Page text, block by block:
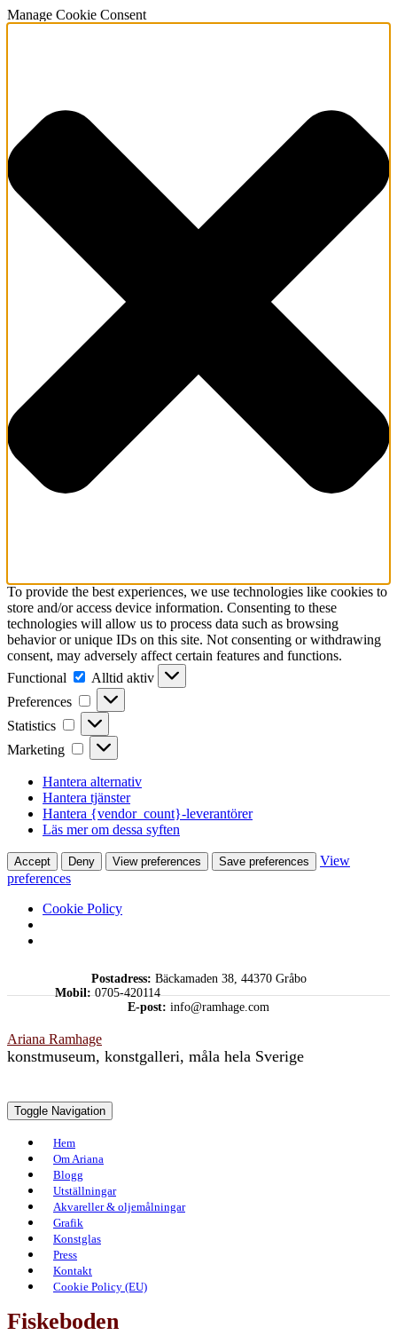
Manage Cookie Consent
To provide the best experiences, we use technologies like cookies to
store and/or access device information. Consenting to these
technologies will allow us to process data such as browsing
behavior or unique IDs on this site. Not consenting or withdrawing
consent, may adversely affect certain features and functions.
Functional
Functional
Alltid aktiv
Preferences
Preferences
Statistics Statistics
Marketing Marketing
Hantera alternativ
Hantera tjänster
Hantera {vendor_count}-leverantörer
Läs mer om dessa syften
Accept Deny View preferences Save preferences
View
preferences
Cookie Policy
Postadress: Bäckamaden 38, 44370 Gråbo
Mobil:0705-420114
E-post: info@ramhage.com
Ariana Ramhage
konstmuseum, konstgalleri, måla hela Sverige
Toggle Navigation
Hem
Om Ariana
Blogg
Utställningar
Akvareller & oljemålningar
Grafik
Konstglas
Press
Kontakt
Cookie Policy (EU)
Fiskeboden